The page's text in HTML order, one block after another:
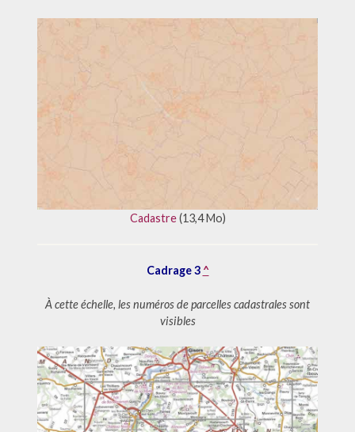
Cadastre(13,4 Mo)
Cadrage 3 ^
À cette échelle, les numéros de parcelles cadastrales sont
visibles